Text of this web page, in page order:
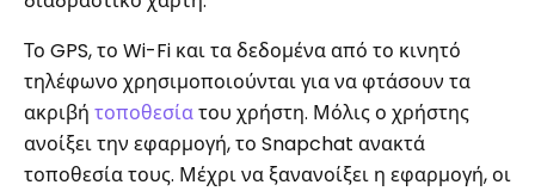
Το GPS, το Wi-Fi και τα δεδομένα από το κινητό
τηλέφωνο χρησιμοποιούνται για να φτάσουν τα
ακριβή τοποθεσίατου χρήστη. Μόλις ο χρήστης
ανοίξει την εφαρμογή, το Snapchat ανακτά
τοποθεσία τους. Μέχρι να ξανανοίξει η εφαρμογή, οι